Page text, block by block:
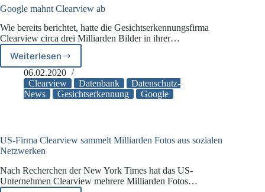
Google mahnt Clearview ab
Wie bereits berichtet, hatte die Gesichtserkennungsfirma
Clearview circa drei Milliarden Bilder in ihrer…
Weiterlesen
Google
mahnt
Clearview
ab
06.02.2020
Clearview
Datenbank
Datenschutz-
News
Gesichtserkennung Google
US-Firma Clearview sammelt Milliarden Fotos aus sozialen
Netzwerken
Nach Recherchen der New York Times hat das US-
Unternehmen Clearview mehrere Milliarden Fotos…